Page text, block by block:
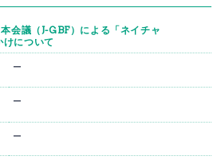
会議（J-GBF）による「ネイチャ
けについて
ー
ー
ー